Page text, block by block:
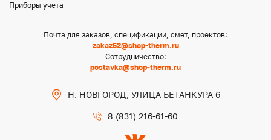
Приборы учета
Почта для заказов, спецификации, смет, проектов:
zakaz52@shop-therm.ru
Сотрудничество:
postavka@shop-therm.ru
Н. НОВГОРОД, УЛИЦА БЕТАНКУРА 6
8 (831) 216-61-60